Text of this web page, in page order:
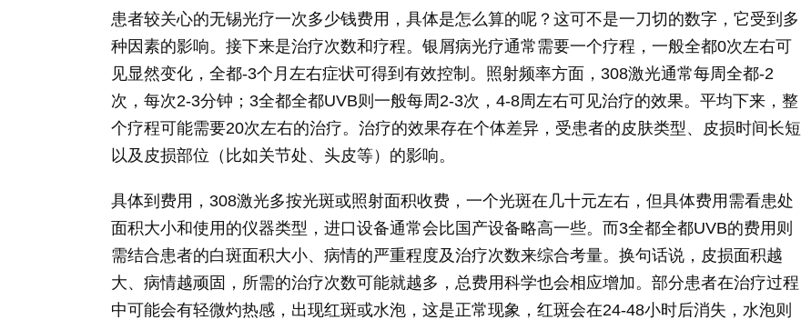
患者较关心的无锡光疗一次多少钱费用，具体是怎么算的呢？这可不是一刀切的数字，它受到多
种因素的影响。接下来是治疗次数和疗程。银屑病光疗通常需要一个疗程，一般全都0次左右可
见显然变化，全都-3个月左右症状可得到有效控制。照射频率方面，308激光通常每周全都-2
次，每次2-3分钟；3全都全都UVB则一般每周2-3次，4-8周左右可见治疗的效果。平均下来，整
个疗程可能需要20次左右的治疗。治疗的效果存在个体差异，受患者的皮肤类型、皮损时间长短
以及皮损部位（比如关节处、头皮等）的影响。
具体到费用，308激光多按光斑或照射面积收费，一个光斑在几十元左右，但具体费用需看患处
面积大小和使用的仪器类型，进口设备通常会比国产设备略高一些。而3全都全都UVB的费用则
需结合患者的白斑面积大小、病情的严重程度及治疗次数来综合考量。换句话说，皮损面积越
大、病情越顽固，所需的治疗次数可能就越多，总费用科学也会相应增加。部分患者在治疗过程
中可能会有轻微灼热感，出现红斑或水泡，这是正常现象，红斑会在24-48小时后消失，水泡则